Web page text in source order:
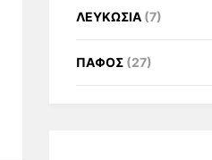
ΛΕΥΚΩΣΙΑ (7)
ΠΑΦΟΣ (27)